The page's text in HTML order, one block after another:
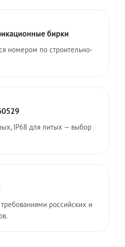
бирки
номером по строительно-
IP68 для литых — выбор
российских и